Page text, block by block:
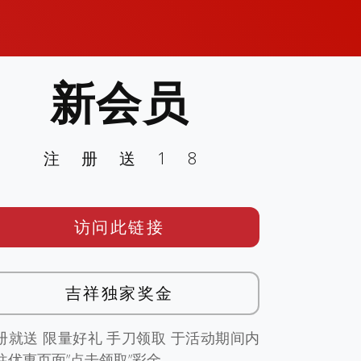
新会员
注册送18
访问此链接
吉祥独家奖金
就送 限量好礼 手刀领取 于活动期间内